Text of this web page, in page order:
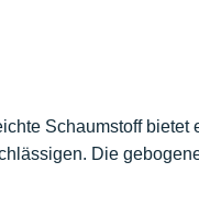
Schaumstoff bietet
Die